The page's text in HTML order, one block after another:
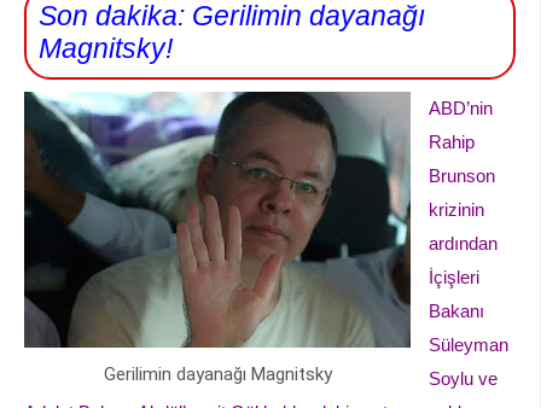
Son dakika: Gerilimin dayanağı
Magnitsky!
Gerilimin dayanağı Magnitsky
ABD’nin
Rahip
Brunson
krizinin
ardından
İçişleri
Bakanı
Süleyman
Soylu ve